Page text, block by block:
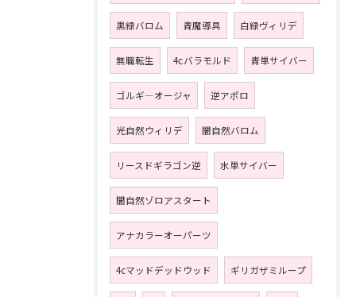
黒緑バロム 青魔導具 白緑ヴィリデ
無職転生 4ⅽバラモルド 青単サイバー
ゴルギ―オージャ 逆アポロ
光自然ウィリデ 闇自然バロム
リースドギラゴン逆 水単サイバー
闇自然ゾロアスタート
アナカラーオーパーツ
4cマッドデッドウッド ギリガザミループ